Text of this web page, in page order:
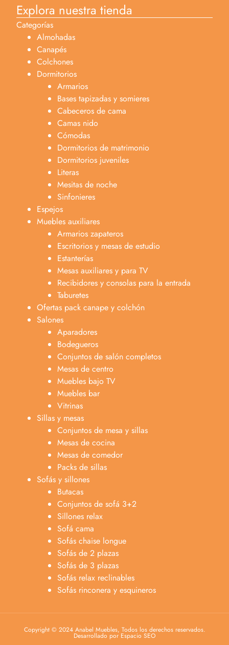
Explora nuestra tienda
Categorías
Almohadas
Canapés
Colchones
Dormitorios
Armarios
Bases tapizadas y somieres
Cabeceros de cama
Camas nido
Cómodas
Dormitorios de matrimonio
Dormitorios juveniles
Literas
Mesitas de noche
Sinfonieres
Espejos
Muebles auxiliares
Armarios zapateros
Escritorios y mesas de estudio
Estanterías
Mesas auxiliares y para TV
Recibidores y consolas para la entrada
Taburetes
Ofertas pack canape y colchón
Salones
Aparadores
Bodegueros
Conjuntos de salón completos
Mesas de centro
Muebles bajo TV
Muebles bar
Vitrinas
Sillas y mesas
Conjuntos de mesa y sillas
Mesas de cocina
Mesas de comedor
Packs de sillas
Sofás y sillones
Butacas
Conjuntos de sofá 3+2
Sillones relax
Sofá cama
Sofás chaise longue
Sofás de 2 plazas
Sofás de 3 plazas
Sofás relax reclinables
Sofás rinconera y esquineros
Copyright © 2024 Anabel Muebles, Todos los derechos reservados.
Desarrollado por Espacio SEO